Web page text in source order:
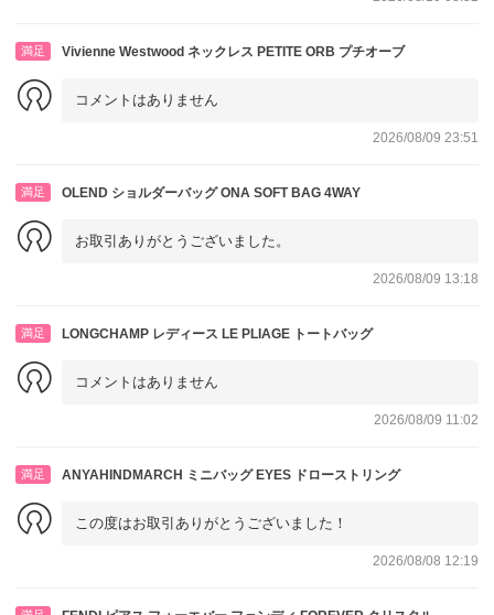
満足 Vivienne Westwood ネックレス PETITE ORB プチオーブ
コメントはありません
2026/08/09 23:51
満足 OLEND ショルダーバッグ ONA SOFT BAG 4WAY
お取引ありがとうございました。
2026/08/09 13:18
満足 LONGCHAMP レディース LE PLIAGE トートバッグ
コメントはありません
2026/08/09 11:02
満足 ANYAHINDMARCH ミニバッグ EYES ドローストリング
この度はお取引ありがとうございました！
2026/08/08 12:19